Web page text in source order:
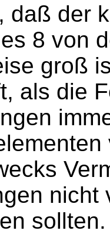
daß der
8 von
groß
als die
nicht
sollten.